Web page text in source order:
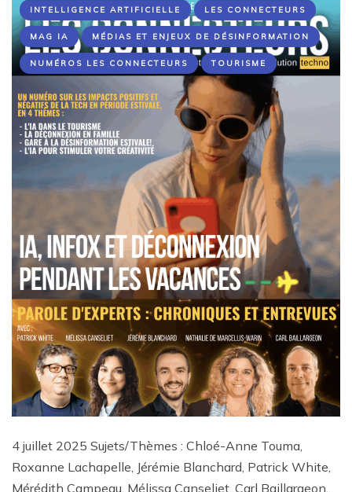
INTELLIGENCE ARTIFICIELLE LES CONNECTEURS
MAG IA MÉDIAS ET ENJEUX DE DÉSINFORMATION
NUMÉROS LES CONNECTEURS TOURISME
4 juillet 2025 Sujets/Thèmes : Chloé-Anne Touma,
Roxanne Lachapelle, Jérémie Blanchard, Patrick White,
Mérédith Campeau, Mélissa Canseliet, Carl Baillargeon,